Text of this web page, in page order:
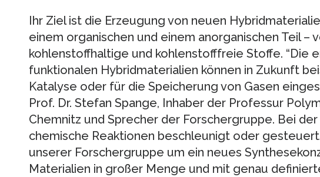
Ihr Ziel ist die Erzeugung von neuen
einem organischen und einem anorganischen Teil –
kohlenstoffhaltige und kohlenstofffreie Stoffe. “Die
funktionalen Hybridmaterialien können in Zukunft
Katalyse oder für die Speicherung von Gasen
Prof. Dr. Stefan Spange, Inhaber der Professur
Chemnitz und Sprecher der Forschergruppe. Bei
chemische Reaktionen beschleunigt oder
unserer Forschergruppe um ein neues
Materialien in großer Menge und mit genau